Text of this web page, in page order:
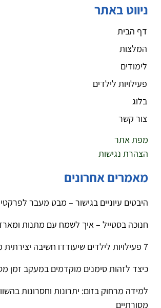
ניווט באתר
דף הבית
המלצות
לימודים
פעילויות לילדים
בלוג
צור קשר
מפת אתר
הצהרת נגישות
מאמרים אחרונים
היבטים עיוניים בגישור – מבט מעבר
חנוכה בסטייל – איך לשמח עם מתנות
7 פעילויות לילדים שיעודדו חשיבה יצירתית מחוץ לקופסא
כיצד לזהות סימנים מוקדמים במעקב זמן
למידה מרחוק בזום: יתרונות וחסרונות
מסורתיים